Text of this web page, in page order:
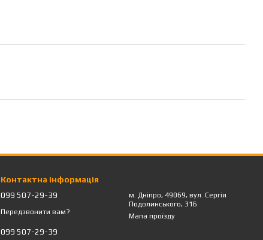
Контактна інформація
099 507-29-39
Передзвонити вам?
099 507-29-39
м. Дніпро, 49069, вул. Сергія
Подолинського, 31Б
Мапа проїзду